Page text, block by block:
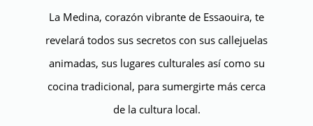
La Medina, corazón vibrante de Essaouira, te
revelará todos sus secretos con sus callejuelas
animadas, sus lugares culturales así como su
cocina tradicional, para sumergirte más cerca
de la cultura local.